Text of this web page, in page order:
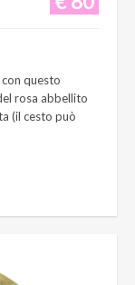
questo
rosa abbellito
(il cesto può